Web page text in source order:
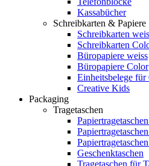
Kassabücher
Schreibkarten & Papiere
Schreibkarten
Schreibkarten
Büropapiere weiss
Büropapiere Color
Einheitsbelege
Creative Kids
Packaging
Tragetaschen
Geschenktaschen